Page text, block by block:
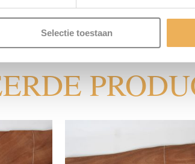
Selectie toestaan
verkopen wij de afmeting